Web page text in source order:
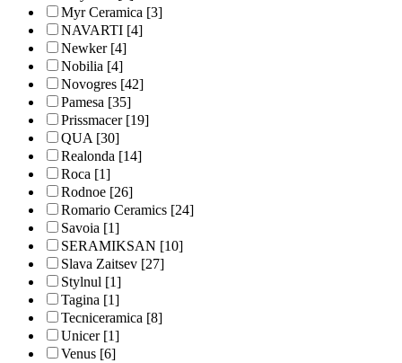
Myr Ceramica [3]
NAVARTI [4]
Newker[4]
Nobilia [4]
Novogres [42]
Pamesa [35]
Prissmacer[19]
QUA[30]
Realonda [14]
Roca [1]
Rodnoe [26]
Romario Ceramics [24]
Savoia [1]
SERAMIKSAN [10]
Slava Zaitsev [27]
Stylnul [1]
Tagina [1]
Tecniceramica [8]
Unicer[1]
Venus [6]